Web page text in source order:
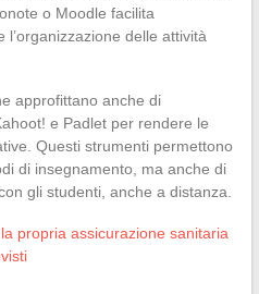
o Moodle facilita
delle attività
approfittano anche di
e Padlet per rendere le
Questi strumenti permettono
di insegnamento, ma anche di
gli studenti, anche a distanza.
propria assicurazione sanitaria